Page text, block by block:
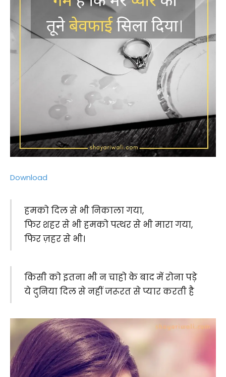
Download
हमको दिल से भी निकाला गया,
फिर शहर से भी हमको पत्थर से भी मारा गया,
फिर ज़हर से भी।
किसी को इतना भी न चाहो के बाद में रोना पड़े
ये दुनिया दिल से नहीं जरूरत से प्यार करती है